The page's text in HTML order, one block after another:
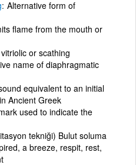
Alternative form of
flame from the mouth or
or scathing
name of diaphragmatic
equivalent to an initial
Ancient Greek
used to indicate the
tekniği) Bulut soluma
a breeze, respit, rest,